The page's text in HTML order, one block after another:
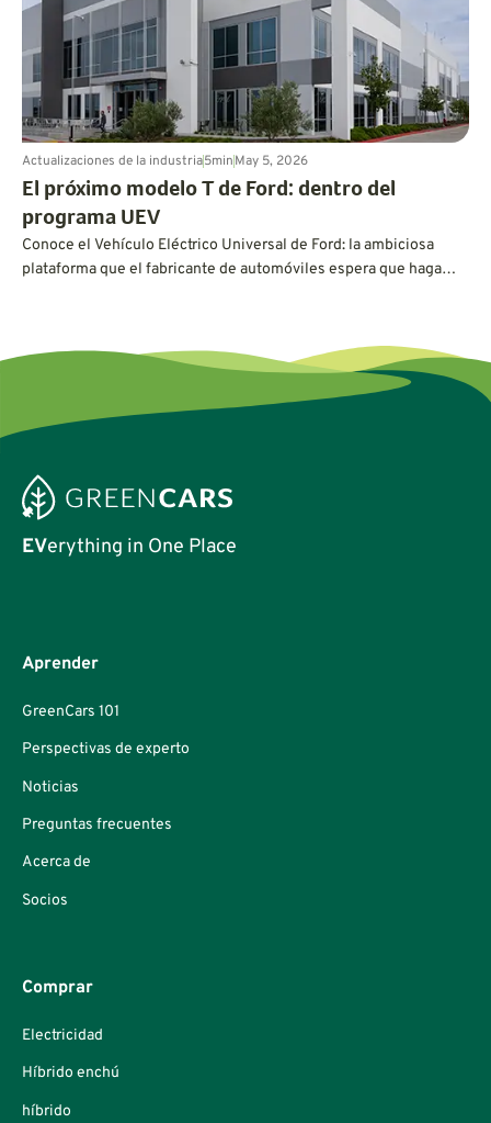
Actualizaciones de la industria5minMay 5, 2026
El próximo modelo T de Ford: dentro del
programa UEV
Conoce el Vehículo Eléctrico Universal de Ford: la ambiciosa
plataforma que el fabricante de automóviles espera que haga
EVerything in One Place
Aprender
GreenCars 101
Perspectivas de experto
Noticias
Preguntas frecuentes
Acerca de
Socios
Comprar
Electricidad
Híbrido enchú
híbrido